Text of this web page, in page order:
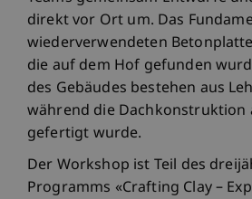
direkt vor Ort um. Das
wiederverwendeten
die auf dem Hof gefunden
des Gebäudes bestehen aus
während die Dachkonstruktion
gefertigt wurde.
Der Workshop ist Teil des
Programms «Crafting Clay –